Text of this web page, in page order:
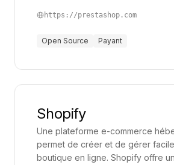
https://prestashop.com
Open Source Payant
Shopify
Une plateforme e-commerce
permet de créer et de gérer
boutique en ligne. Shopify offre